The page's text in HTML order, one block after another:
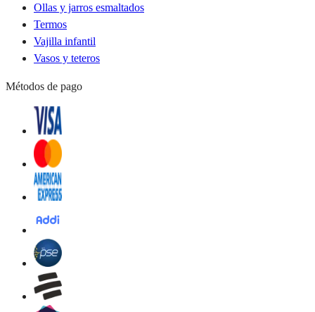
Ollas y jarros esmaltados
Termos
Vajilla infantil
Vasos y teteros
Métodos de pago